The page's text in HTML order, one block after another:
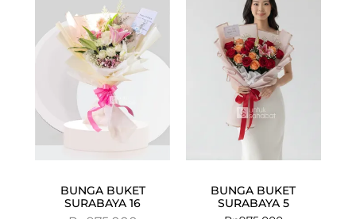
BUNGA BUKET
SURABAYA 16
was:
Rp975.000.
is:
Rp849.000.
BUNGA BUKET
SURABAYA 5